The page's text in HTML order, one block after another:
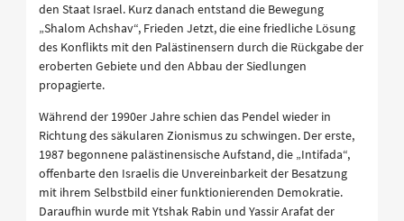
den Staat Israel. Kurz danach entstand die Bewegung
„Shalom Achshav“, Frieden Jetzt, die eine friedliche Lösung
des Konflikts mit den Palästinensern durch die Rückgabe der
eroberten Gebiete und den Abbau der Siedlungen
propagierte.
Während der 1990er Jahre schien das Pendel wieder in
Richtung des säkularen Zionismus zu schwingen. Der erste,
1987 begonnene palästinensische Aufstand, die „Intifada“,
offenbarte den Israelis die Unvereinbarkeit der Besatzung
mit ihrem Selbstbild einer funktionierenden Demokratie.
Daraufhin wurde mit Ytshak Rabin und Yassir Arafat der